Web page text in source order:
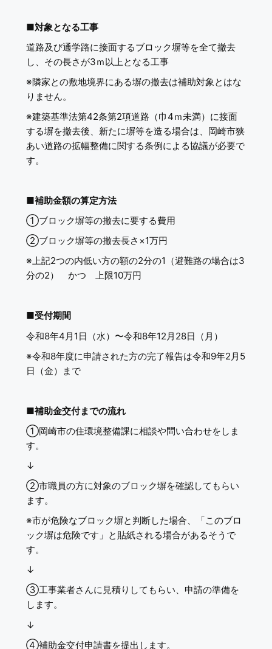
■対象となる工事
道路及び通学路に接面するブロック塀等を全て撤去
し、その長さが3ｍ以上となる工事
※隣家との敷地境界にある塀の撤去は補助対象とはな
りません。
※建築基準法第42条第2項道路（巾4ｍ未満）に接面
する塀を撤去後、新たに塀等を造る場合は、岡崎市狭
あい道路の拡幅整備に関する条例による協議が必要で
す。
■補助金額の算定方法
①ブロック塀等の撤去に要する費用
②ブロック塀等の撤去長さ×1万円
※上記2つの内低い方の額の2分の1（避難路の場合は3
分の2） かつ 上限10万円
■受付期間
令和8年4月1日（水）〜令和8年12月28日（月）
※令和8年度に申請された方の完了報告は令和9年2月5
日（金）まで
■補助金交付までの流れ
①岡崎市の住環境整備課に相談や問い合わせをしま
す。
↓
②市職員の方に対象のブロック塀を確認してもらい
ます。
※市が危険なブロック塀と判断した場合、「このブロ
ック塀は危険です」と貼紙される場合があるそうで
す。
↓
③工事業者さんに見積りしてもらい、申請の準備を
します。
↓
④補助金交付申請書を提出します。